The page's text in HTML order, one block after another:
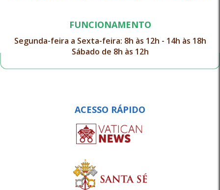
FUNCIONAMENTO
Segunda-feira a Sexta-feira: 8h às 12h - 14h às 18h
Sábado de 8h às 12h
ACESSO RÁPIDO